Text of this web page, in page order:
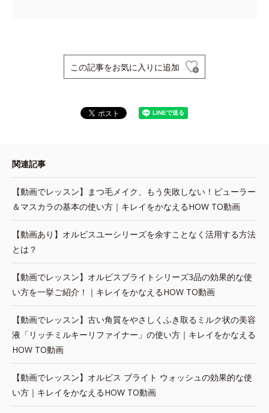
この記事をお気に入りに追加
関連記事
【動画でレッスン】まつ毛メイク、もう失敗しない！ビューラー
＆マスカラの基本の使い方｜キレイをかなえるHOW TO動画
【動画あり】オルビスユーシリーズを余すことなく活用する方法
とは？
【動画でレッスン】オルビスブライトシリーズ3品の効果的な使
い方を一挙ご紹介！｜キレイをかなえるHOW TO動画
【動画でレッスン】古い角質をやさしくふき取るミルク状の美容
液「リッチミルキーリファイナー」の使い方｜キレイをかなえる
HOW TO動画
【動画でレッスン】オルビス ブライト ウォッシュの効果的な使
い方｜キレイをかなえるHOW TO動画